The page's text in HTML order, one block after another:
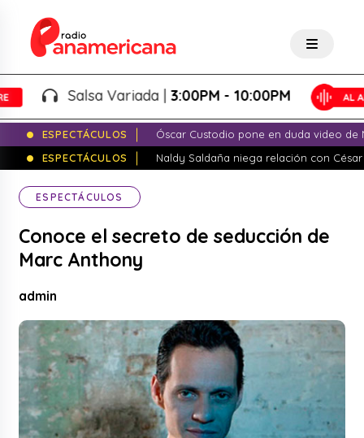
Salsa Variada |3:00PM - 10:00PM
ESPECTÁCULOS
Óscar Custodio pone en duda video de
ESPECTÁCULOS
Naldy Saldaña niega relación con
ESPECTÁCULOS
Conoce el secreto de seducción de
Marc Anthony
admin